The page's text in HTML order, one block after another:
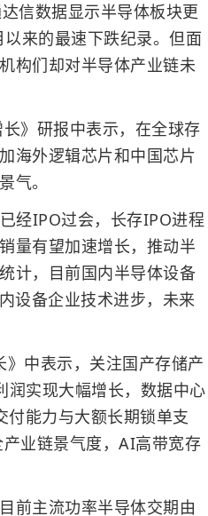
信数据显示半导体板块更
来的最速下跌纪录。但面
构们却对半导体产业链未
》研报中表示，在全球存
海外逻辑芯片和中国芯片
气。
经IPO过会，长存IPO进程
量有望加速增长，推动半
计，目前国内半导体设备
设备企业技术进步，未来
中表示，关注国产存储产
实现大幅增长，数据中心
能力与大额长期锁单支
业链景气度，AI高带宽存
前主流功率半导体交期由